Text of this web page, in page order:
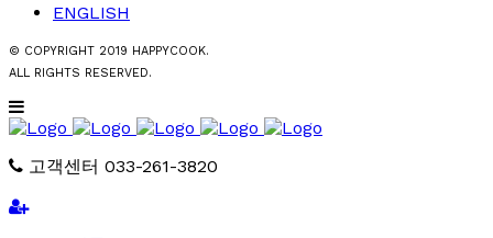
ENGLISH
© COPYRIGHT 2019 HAPPYCOOK.
ALL RIGHTS RESERVED.
고객센터 033-261-3820